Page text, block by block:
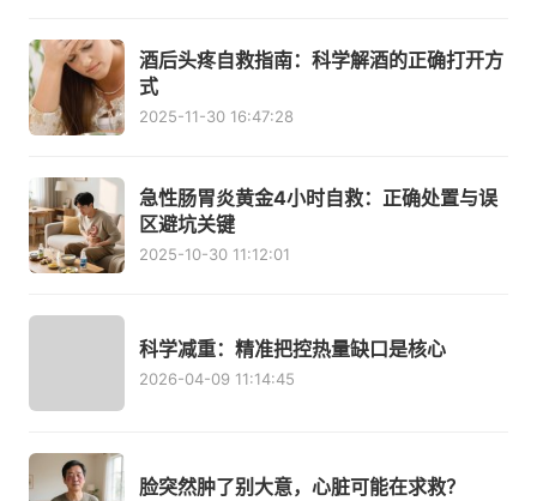
酒后头疼自救指南：科学解酒的正确打开方
式
2025-11-30 16:47:28
急性肠胃炎黄金4小时自救：正确处置与误
区避坑关键
2025-10-30 11:12:01
科学减重：精准把控热量缺口是核心
2026-04-09 11:14:45
脸突然肿了别大意，心脏可能在求救？